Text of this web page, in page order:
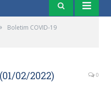
Boletim COVID-19
02/2022) 0